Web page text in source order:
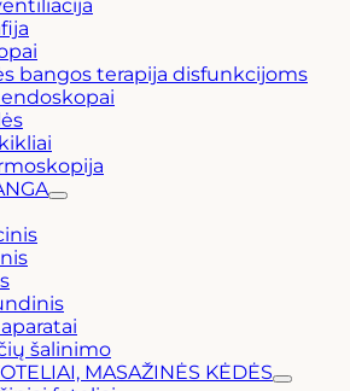
bangos terapija disfunkcijoms
šalinimo
MASAŽINĖS KĖDĖS